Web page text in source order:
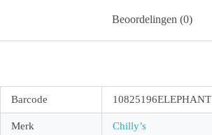
Beoordelingen (0)
Barcode 10825196ELEPHANT
Merk Chilly’s